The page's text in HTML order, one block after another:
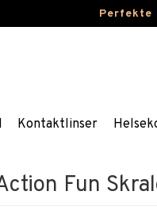
Perfekte
Kontaktlinser
Fun